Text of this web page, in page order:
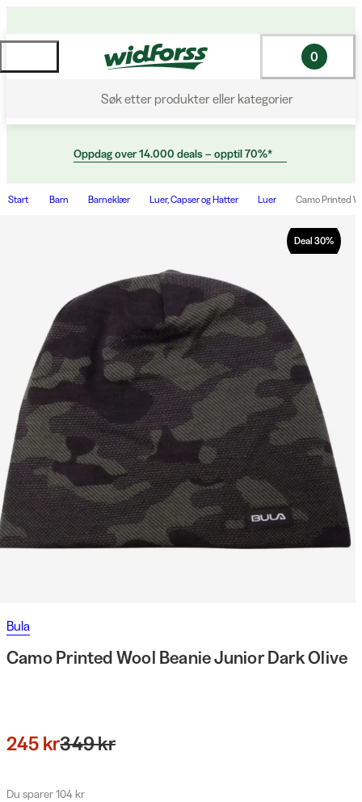
Søk etter produkter eller kategorier
0
Oppdag over 14.000 deals – opptil 70%*
Start Barn Barneklær Luer, Capser og Hatter Luer Camo Printed
Deal 30%
Bula
Camo Printed Wool Beanie Junior Dark Olive
245 kr349 kr
Du sparer 104 kr